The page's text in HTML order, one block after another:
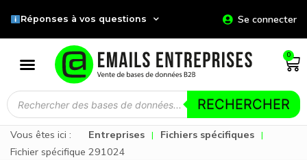
Réponses à vos questions Se connecter
0
RECHERCHER
Vous êtes ici : Entreprises | Fichiers spécifiques |
Fichier spécifique 291024